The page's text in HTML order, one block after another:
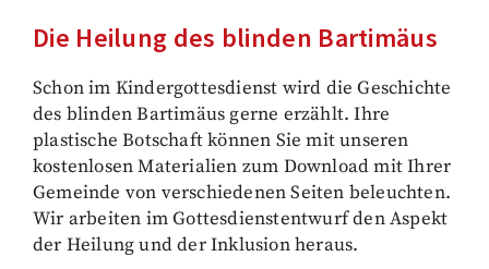
Die Heilung des blinden Bartimäus
Schon im Kindergottesdienst wird die Geschichte
des blinden Bartimäus gerne erzählt. Ihre
plastische Botschaft können Sie mit unseren
kostenlosen Materialien zum Download mit Ihrer
Gemeinde von verschiedenen Seiten beleuchten.
Wir arbeiten im Gottesdienstentwurf den Aspekt
der Heilung und der Inklusion heraus.